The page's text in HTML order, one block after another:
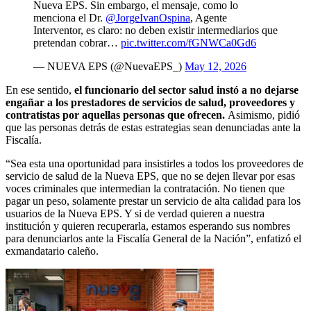
Nueva EPS. Sin embargo, el mensaje, como lo
menciona el Dr. @JorgeIvanOspina, Agente
Interventor, es claro: no deben existir intermediarios que
pretendan cobrar… pic.twitter.com/fGNWCa0Gd6
— NUEVA EPS (@NuevaEPS_) May 12, 2026
En ese sentido, el funcionario del sector salud instó a no dejarse
engañar a los prestadores de servicios de salud, proveedores y
contratistas por aquellas personas que ofrecen. Asimismo, pidió
que las personas detrás de estas estrategias sean denunciadas ante la
Fiscalía.
“Sea esta una oportunidad para insistirles a todos los proveedores de
servicio de salud de la Nueva EPS, que no se dejen llevar por esas
voces criminales que intermedian la contratación. No tienen que
pagar un peso, solamente prestar un servicio de alta calidad para los
usuarios de la Nueva EPS. Y si de verdad quieren a nuestra
institución y quieren recuperarla, estamos esperando sus nombres
para denunciarlos ante la Fiscalía General de la Nación”, enfatizó el
exmandatario caleño.